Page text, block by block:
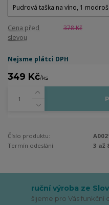
Cena před
slevou
378 Kč
Nejsme plátci DPH
349 Kč/ks
Číslo produktu:
Termín odeslání:
3 až
ruční výroba ze
šijeme pro Vás